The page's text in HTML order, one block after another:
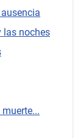
las noches